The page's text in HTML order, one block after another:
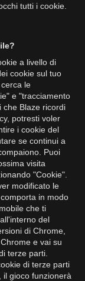
tutti i cookie.
a livello di
cookie sul tuo
le
e "tracciamento
che Blaze ricordi
potresti voler
i cookie del
se continui a
Puoi
visita
"Cookie".
modificato le
in modo
che ti
del
di Chrome,
e vai su
terze parti.
di terze parti
il gioco funzionerà